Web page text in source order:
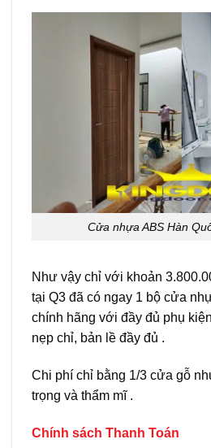
Cửa nhựa ABS Hàn
Như vậy chỉ với khoản
tại Q3 đã có ngay 1 bộ cửa
chính hãng với đầy đủ phụ
nẹp chỉ, bản lề đầy đủ .
Chi phí chỉ bằng 1/3 cửa gỗ
trọng và thẩm mĩ .
Chính sách Thanh Toán